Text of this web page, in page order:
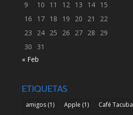
9
10 11 12 13 14 15
16
17 18 19 20 21
22
23
24 25 26 27 28
29
30
31
« Feb
ETIQUETAS
amigos(1) Apple (1) Café Tacuba